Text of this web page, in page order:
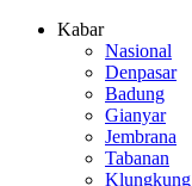
Kabar
Nasional
Denpasar
Badung
Gianyar
Jembrana
Tabanan
Klungkung